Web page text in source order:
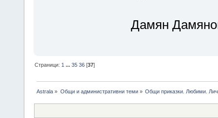
Дамян
Страници: 1 ...35 36 [37]
Astrala » Общи и административни теми» Общи приказки. Любими.